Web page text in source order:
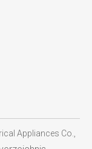
Appliances Co.,